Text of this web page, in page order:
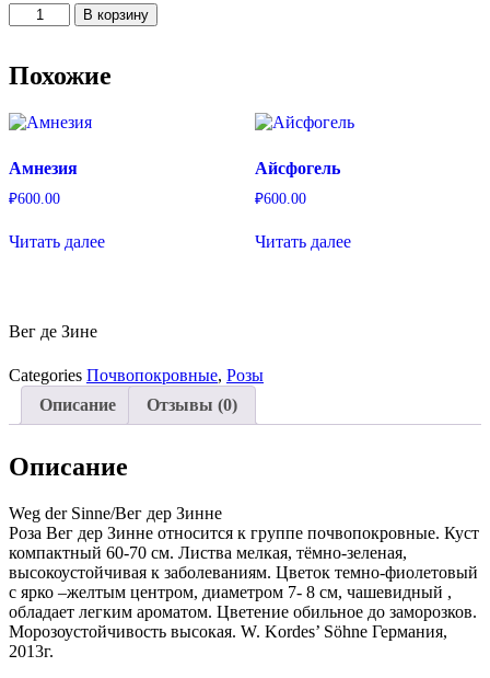
Количество
товара
де
Зине
В корзину
Похожие
Амнезия
₽600.00
Читать далее
Айсфогель
₽600.00
Читать далее
Вег де Зине
Categories Почвопокровные, Розы
Описание
Отзывы (0)
Описание
Weg der Sinne/Вег дер Зинне
Роза Вег дер Зинне относится к группе почвопокровные. Куст
компактный 60-70 см. Листва мелкая, тёмно-зеленая,
высокоустойчивая к заболеваниям. Цветок темно-фиолетовый
с ярко –желтым центром, диаметром 7- 8 см, чашевидный ,
обладает легким ароматом. Цветение обильное до заморозков.
Морозоустойчивость высокая. W. Kordes’ Söhne Германия,
2013г.